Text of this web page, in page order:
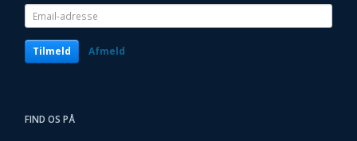
Email-
adresse
Tilmeld Afmeld
FIND OS PÅ